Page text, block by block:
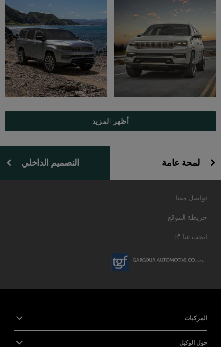
أظهر المزيد
لمحة عامة التصميم الداخلي
تواصل معنا
خريطة الموقع
ابحث عنا
المركبات
حول الوكيل